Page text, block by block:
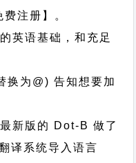
注册】。
英语基础，和充足
为@) 告知想要加
新版的 Dot-B 做了
译系统导入语言